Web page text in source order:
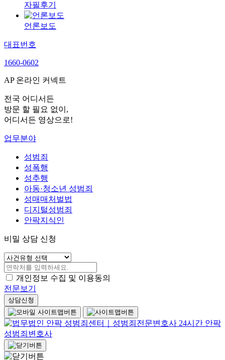
자필후기
언론보도
대표번호
1660-0602
AP 온라인 커넥트
전국 어디서든
방문 할 필요 없이,
어디서든 영상으로!
업무분야
성범죄
성폭행
성추행
아동·청소년 성범죄
성매매처벌법
디지털성범죄
안팍지식인
비밀 상담 신청
개인정보 수집 및 이용동의
전문보기
상담신청